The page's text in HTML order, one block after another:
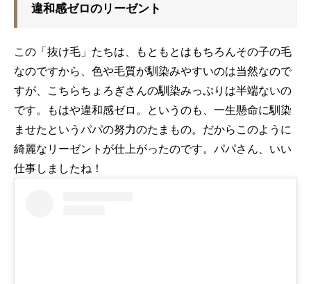
違和感ゼロのリーゼント
この「抜け毛」たちは、もともとはもちろんその子の毛
なのですから、色や毛質が馴染みやすいのは当然なので
すが、こちらちょろぎさんの馴染みっぷりは半端ないの
です。もはや違和感ゼロ。というのも、一生懸命に馴染
ませたというパパの努力のたまもの。だからこのように
綺麗なリーゼントが仕上がったのです。パパさん、いい
仕事しましたね！